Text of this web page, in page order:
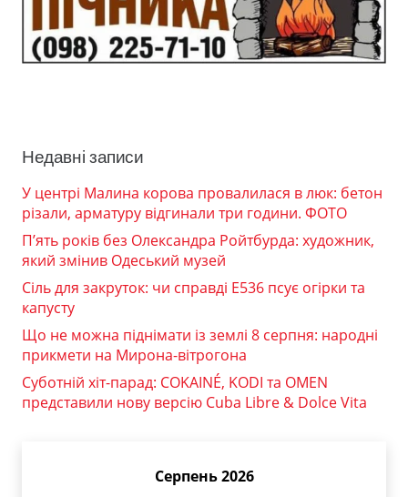
Недавні записи
У центрі Малина корова провалилася в люк: бетон
різали, арматуру відгинали три години. ФОТО
П’ять років без Олександра Ройтбурда: художник,
який змінив Одеський музей
Сіль для закруток: чи справді Е536 псує огірки та
капусту
Що не можна піднімати із землі 8 серпня: народні
прикмети на Мирона-вітрогона
Суботній хіт-парад: COKAINÉ, KODI та OMEN
представили нову версію Cuba Libre & Dolce Vita
Серпень 2026